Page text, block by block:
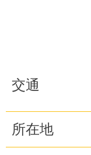
交通
所在地